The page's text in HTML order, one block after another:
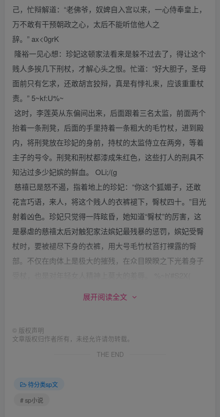
己，忙辩解道：“老佛爷，奴婢自入宫以来，一心侍奉皇上，
万不敢有干预朝政之心，太后不能听信他人之
辞。” ax<0grK
隆裕一见心想：珍妃这顿家法看来是躲不过去了，得让这个
贱人多挨几下刑杖，才解心头之恨。忙道：“好大胆子，圣母
面前只有乞求，还敢胡言狡辩，真是有悖礼束，应该重重杖
责。” 5~kf:U%~
这时，李莲英从东偏间出来，后面跟着三名太监，前面两个
抬着一条刑凳，后面的手里持着一条粗大的毛竹杖，进到殿
内，将刑凳放在珍妃的身前，持杖的太监侍立在两旁，等着
主子的号令。刑凳和刑杖都漆成朱红色，这些打人的刑具不
知沾过多少妃嫔的鲜血。 OLi;/(g
慈禧已是怒不遏，指着地上的珍妃：“你这个狐媚子，还敢
花言巧语，来人，将这个贱人的衣裤褪下，臀杖四十。”目光
射着凶色。珍妃只觉得一阵眩昏，她知道“臀杖”的厉害，这
是暴虐的慈禧太后对触犯家法嫔妃最残暴的惩罚，嫔妃受臀
杖时，要被褪尽下身的衣裤，用大号毛竹杖笞打裸露的臀
部。不仅在肉体上是极大的摧残，在众目睽睽之下光着身子
慈禧恶狠狠地道：“饶了你？你这狐媚子，不受点皮肉之
展开阅读全文
© 版权声明
文章版权归作者所有，未经允许请勿转载。
THE END
待分类sp文
# sp小说